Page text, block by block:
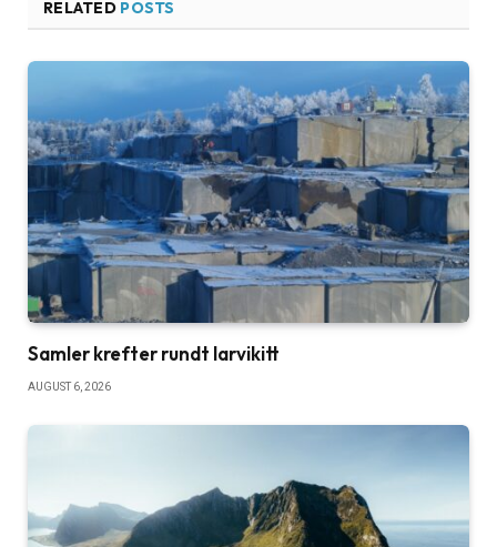
RELATED POSTS
Samler krefter rundt larvikitt
AUGUST 6, 2026